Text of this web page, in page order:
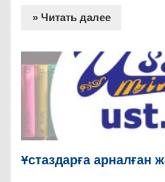
» Читать далее
Ұстаздарға арналған